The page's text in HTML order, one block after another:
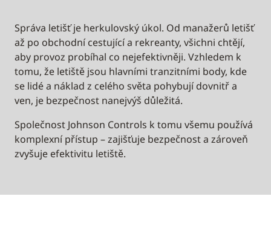
Správa letišť je herkulovský úkol. Od manažerů letišť
až po obchodní cestující a rekreanty, všichni chtějí,
aby provoz probíhal co nejefektivněji. Vzhledem k
tomu, že letiště jsou hlavními tranzitními body, kde
se lidé a náklad z celého světa pohybují dovnitř a
ven, je bezpečnost nanejvýš důležitá.
Společnost Johnson Controls k tomu všemu používá
komplexní přístup – zajišťuje bezpečnost a zároveň
zvyšuje efektivitu letiště.